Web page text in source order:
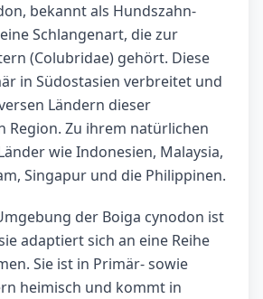
bekannt als Hundszahn-
Schlangenart, die zur
(Colubridae) gehört. Diese
in Südostasien verbreitet und
Ländern dieser
Region. Zu ihrem natürlichen
wie Indonesien, Malaysia,
Singapur und die Philippinen.
der Boiga cynodon ist
adaptiert sich an eine Reihe
Sie ist in Primär- sowie
heimisch und kommt in